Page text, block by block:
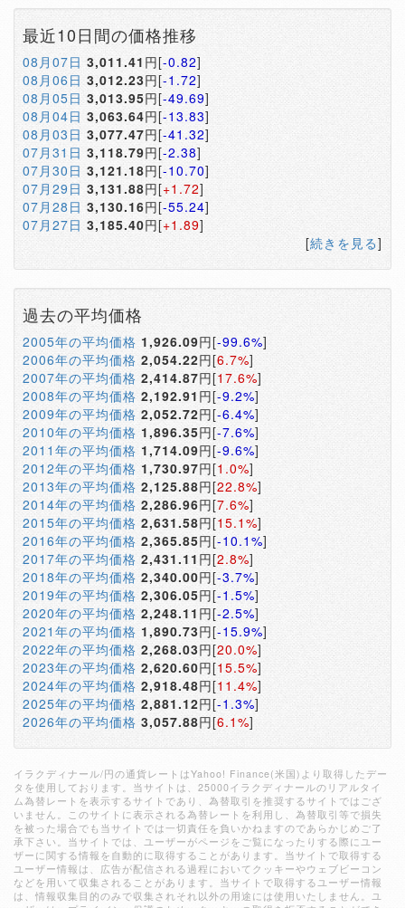
最近10日間の価格推移
08月07日 3,011.41 円[-0.82]
08月06日 3,012.23円[-1.72]
08月05日 3,013.95円[-49.69]
08月04日 3,063.64円[-13.83]
08月03日 3,077.47円[-41.32]
07月31日 3,118.79円[-2.38]
07月30日 3,121.18円[-10.70]
07月29日 3,131.88円[+1.72]
07月28日 3,130.16円[-55.24]
07月27日 3,185.40円[+1.89]
[続きを見る]
過去の平均価格
2005年の平均価格 1,926.09円[-99.6%]
2006年の平均価格 2,054.22円[6.7%]
2007年の平均価格 2,414.87円[17.6%]
2008年の平均価格 2,192.91 円[-9.2%]
2009年の平均価格 2,052.72円[-6.4%]
2010年の平均価格 1,896.35円[-7.6%]
2011年の平均価格 1,714.09円[-9.6%]
2012年の平均価格 1,730.97円[1.0%]
2013年の平均価格 2,125.88円[22.8%]
2014年の平均価格 2,286.96円[7.6%]
2015年の平均価格 2,631.58円[15.1%]
2016年の平均価格 2,365.85円[-10.1%]
2017年の平均価格 2,431.11 円[2.8%]
2018年の平均価格 2,340.00円[-3.7%]
2019年の平均価格 2,306.05円[-1.5%]
2020年の平均価格 2,248.11 円[-2.5%]
2021年の平均価格 1,890.73円[-15.9%]
2022年の平均価格 2,268.03円[20.0%]
2023年の平均価格 2,620.60円[15.5%]
2024年の平均価格 2,918.48円[11.4%]
2025年の平均価格 2,881.12円[-1.3%]
2026年の平均価格 3,057.88円[6.1%]
イラクディナール/円の通貨レートはYahoo! Finance(米国)より取得したデー
タを使用しております。当サイトは、25000イラクディナールのリアルタイ
ム為替レートを表示するサイトであり、為替取引を推奨するサイトではござ
いません。このサイトに表示される為替レートを利用し、為替取引等で損失
を被った場合でも当サイトでは一切責任を負いかねますのであらかじめご了
承下さい。当サイトでは、ユーザーがページをご覧になったりする際にユー
ザーに関する情報を自動的に取得することがあります。当サイトで取得する
ユーザー情報は、広告が配信される過程においてクッキーやウェブビーコン
などを用いて収集されることがあります。当サイトで取得するユーザー情報
は、情報収集目的のみで収集されそれ以外の用途には使用いたしません。ユ